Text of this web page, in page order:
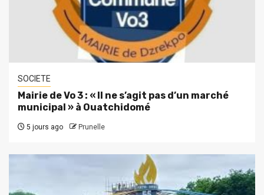
SOCIETE
Mairie de Vo 3 : « Il ne s’agit pas d’un marché
municipal » à Ouatchidomé
5 jours ago Prunelle